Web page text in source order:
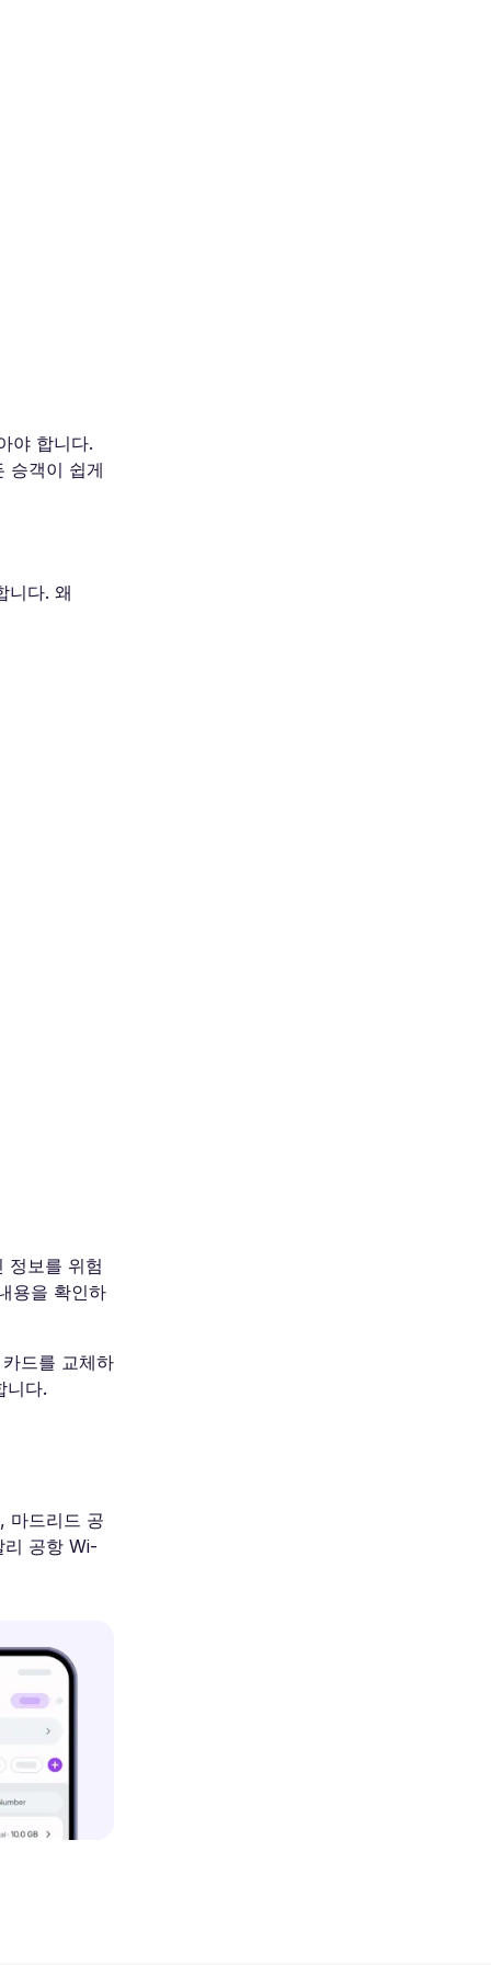
야 합니다.
승객이 쉽게
니다. 왜
정보를 위험
용을 확인하
드를 교체하
니다.
마드리드 공
공항 Wi-